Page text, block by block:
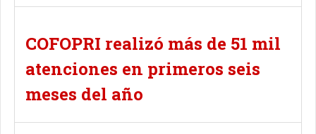
COFOPRI realizó más de 51 mil
atenciones en primeros seis
meses del año